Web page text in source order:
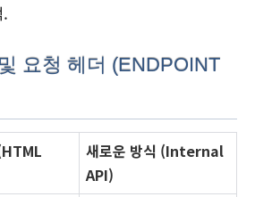
.
요청 헤더 (ENDPOINT
새로운 방식 (Internal
API)